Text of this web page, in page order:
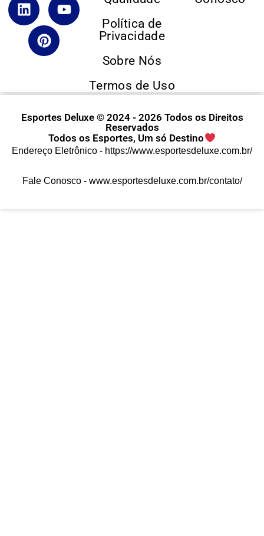
Política de
Privacidade
Sobre Nós
Termos de Uso
Esportes Deluxe © 2024 - 2026 Todos os Direitos
Reservados
Todos os Esportes, Um só Destino
Endereço Eletrônico - https://www.esportesdeluxe.com.br/
Fale Conosco - www.esportesdeluxe.com.br/contato/